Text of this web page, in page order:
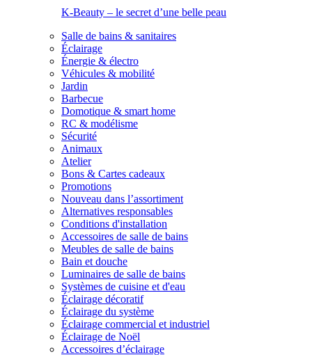
K-Beauty – le secret d’une belle peau
Salle de bains & sanitaires
Éclairage
Énergie & électro
Véhicules & mobilité
Jardin
Barbecue
Domotique & smart home
RC & modélisme
Sécurité
Animaux
Atelier
Bons & Cartes cadeaux
Promotions
Nouveau dans l’assortiment
Alternatives responsables
Conditions d'installation
Accessoires de salle de bains
Meubles de salle de bains
Bain et douche
Luminaires de salle de bains
Systèmes de cuisine et d'eau
Éclairage décoratif
Éclairage du système
Éclairage commercial et industriel
Éclairage de Noël
Accessoires d’éclairage